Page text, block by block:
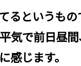
というも
気で前日昼
じます。